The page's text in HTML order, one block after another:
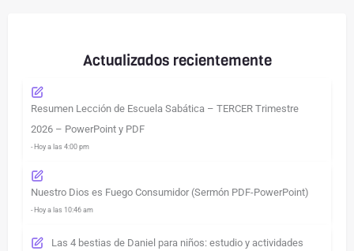
Actualizados recientemente
Resumen Lección de Escuela Sabática – TERCER Trimestre
2026 – PowerPoint y PDF
- Hoy a las 4:00 pm
Nuestro Dios es Fuego Consumidor (Sermón PDF-PowerPoint)
- Hoy a las 10:46 am
Las 4 bestias de Daniel para niños: estudio y actividades